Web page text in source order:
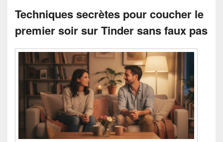
Techniques secrètes pour coucher le
premier soir sur Tinder sans faux pas